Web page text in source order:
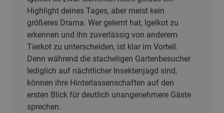
Highlight deines Tages, aber meist kein
größeres Drama. Wer gelernt hat, Igelkot zu
erkennen und ihn zuverlässig von anderem
Tierkot zu unterscheiden, ist klar im Vorteil.
Denn während die stacheligen Gartenbesucher
lediglich auf nächtlicher Insektenjagd sind,
können ihre Hinterlassenschaften auf den
ersten Blick für deutlich unangenehmere Gäste
sprechen.